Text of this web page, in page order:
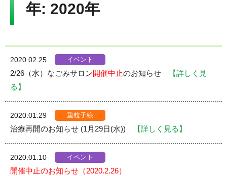
Language
年: 2020年
2020.02.25 イベント
2/26（水）なごみサロン開催中止のお知らせ
【詳しく見
る】
2020.01.29 重粒子線
治療再開のお知らせ (1月29日(水)) 【詳しく見る】
2020.01.10 イベント
開催中止のお知らせ（2020.2.26）